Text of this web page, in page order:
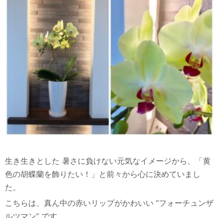
生き生きとした 暑さに負けない元気なイメージから、「黄
色の胡蝶蘭を飾りたい！」と前々から心に決めていまし
た。
こちらは、真ん中の赤いリップがかわいい “フォーチュンザ
ルツマン” です。